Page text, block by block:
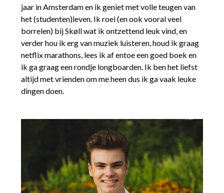
jaar in Amsterdam en ik geniet met volle teugen van
het (studenten)leven. Ik roei (en ook vooral veel
borrelen) bij Skøll wat ik ontzettend leuk vind, en
verder hou ik erg van muziek luisteren, houd ik graag
netflix marathons, lees ik af entoe een goed boek en
ik ga graag een rondje longboarden. Ik ben het liefst
altijd met vrienden om me heen dus ik ga vaak leuke
dingen doen.